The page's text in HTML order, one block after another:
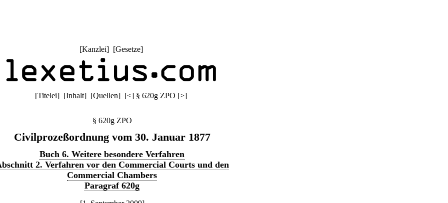
[Kanzlei] [Gesetze]
[Titelei] [Inhalt] [Quellen] [<] § 620g ZPO [>]
§ 620g ZPO
Civilprozeßordnung vom 30. Januar 1877
Buch 6. Weitere besondere Verfahren
2. Verfahren vor den Commercial Courts und den
Commercial Chambers
Paragraf 620g